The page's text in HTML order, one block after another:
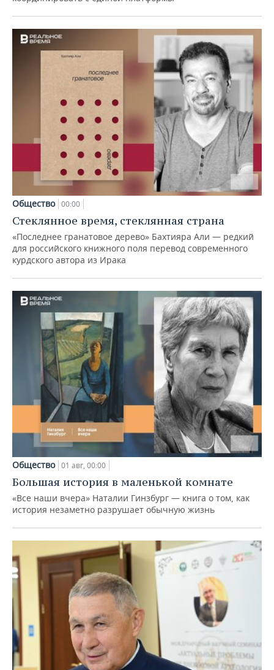
Общество 00:00
Стеклянное время, стеклянная страна
«Последнее гранатовое дерево» Бахтияра Али — редкий
для российского книжного поля перевод современного
курдского автора из Ирака
Общество 01 авг, 00:00
Большая история в маленькой комнате
«Все наши вчера» Наталии Гинзбург — книга о том, как
история незаметно разрушает обычную жизнь